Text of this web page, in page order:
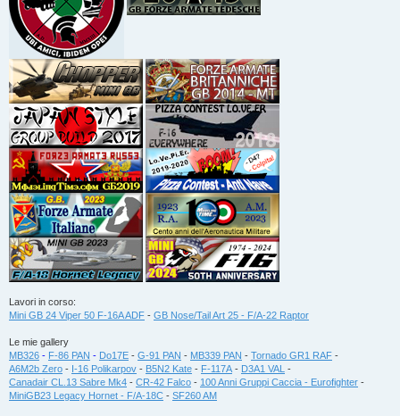
Lavori in corso:
Mini GB 24 Viper 50 F-16A ADF - GB Nose/Tail Art 25 - F/A-22 Raptor
Le mie gallery
MB326 - F-86 PAN - Do17E - G-91 PAN - MB339 PAN - Tornado GR1 RAF -
A6M2b Zero - I-16 Polikarpov - B5N2 Kate - F-117A - D3A1 VAL -
Canadair CL.13 Sabre Mk4 - CR-42 Falco - 100 Anni Gruppi Caccia - Eurofighter -
MiniGB23 Legacy Hornet - F/A-18C - SF260 AM